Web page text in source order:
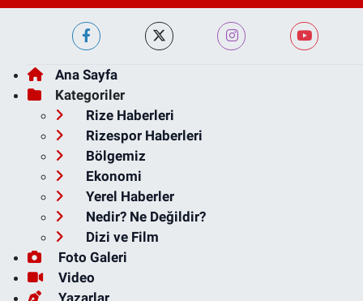
Ana Sayfa
Kategoriler
Rize Haberleri
Rizespor Haberleri
Bölgemiz
Ekonomi
Yerel Haberler
Nedir? Ne Değildir?
Dizi ve Film
Foto Galeri
Video
Yazarlar